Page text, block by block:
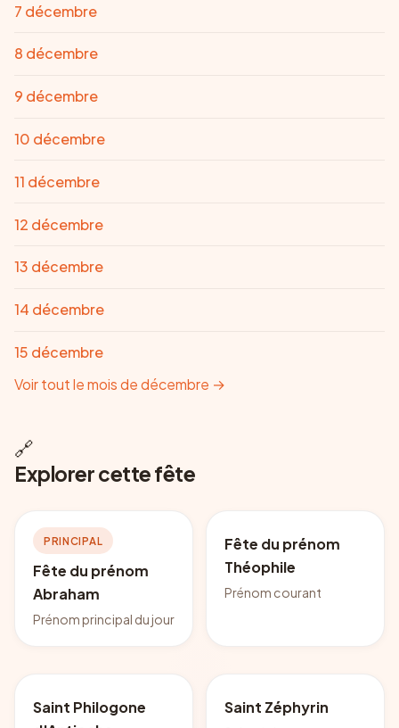
7 décembre
8 décembre
9 décembre
10 décembre
11 décembre
12 décembre
13 décembre
14 décembre
15 décembre
Voir tout le mois de décembre →
🔗
Explorer cette fête
PRINCIPAL
Fête du prénom
Abraham
Prénom principal du jour
Fête du prénom
Théophile
Prénom courant
Saint Philogone
Saint Zéphyrin